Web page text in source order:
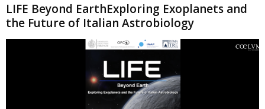
LIFE Beyond EarthExploring Exoplanets and
the Future of Italian Astrobiology